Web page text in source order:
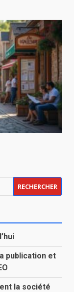
publication et
la société